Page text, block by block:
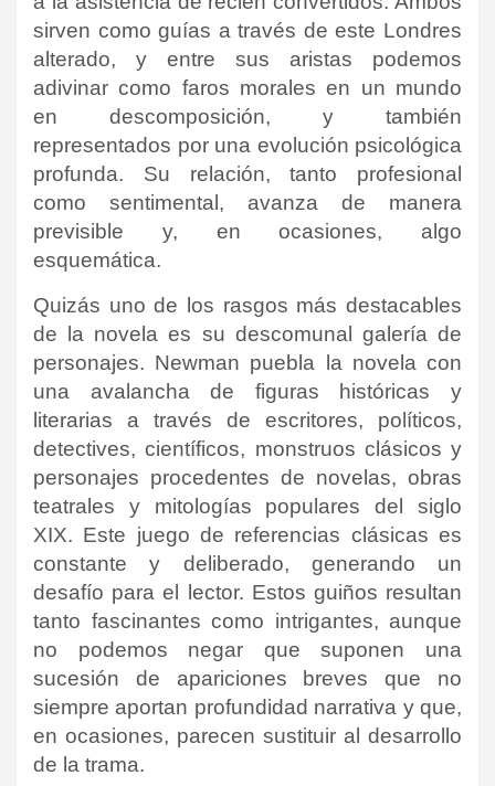
sirven como guías a través de este Londres
alterado, y entre sus aristas podemos
adivinar como faros morales en un mundo
en descomposición, y también
representados por una evolución psicológica
profunda. Su relación, tanto profesional
como sentimental, avanza de manera
previsible y, en ocasiones, algo
esquemática.
Quizás uno de los rasgos más destacables
de la novela es su descomunal galería de
personajes. Newman puebla la novela con
una avalancha de figuras históricas y
literarias a través de escritores, políticos,
detectives, científicos, monstruos clásicos y
personajes procedentes de novelas, obras
teatrales y mitologías populares del siglo
XIX. Este juego de referencias clásicas es
constante y deliberado, generando un
desafío para el lector. Estos guiños resultan
tanto fascinantes como intrigantes, aunque
no podemos negar que suponen una
sucesión de apariciones breves que no
siempre aportan profundidad narrativa y que,
en ocasiones, parecen sustituir al desarrollo
de la trama.